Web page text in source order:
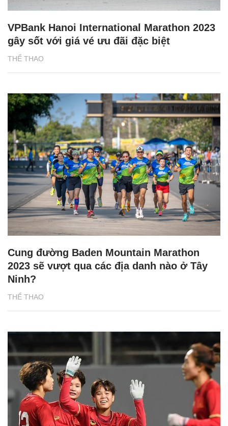
THỂ THAO
VPBank Hanoi International Marathon 2023
gây sốt với giá vé ưu đãi đặc biệt
THỂ THAO
Cung đường Baden Mountain Marathon
2023 sẽ vượt qua các địa danh nào ở Tây
Ninh?